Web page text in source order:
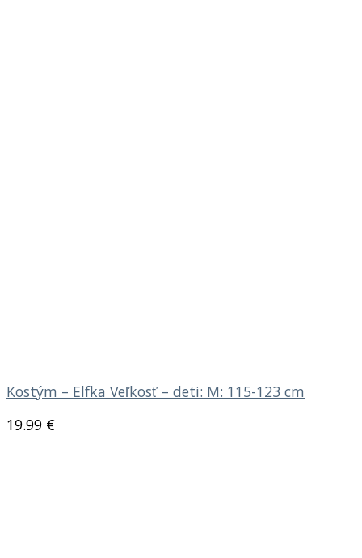
Kostým – Elfka Veľkosť – deti: M: 115-123 cm
19.99 €